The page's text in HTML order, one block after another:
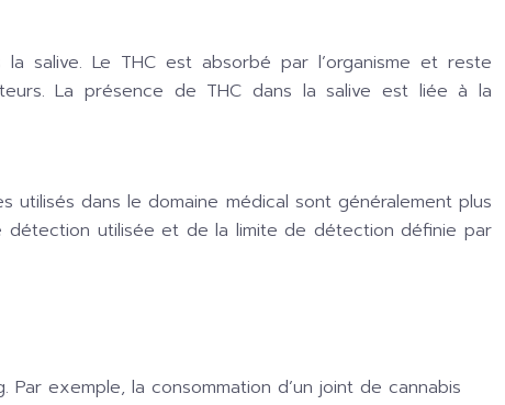
salive. Le THC est absorbé par l’organisme et reste
La présence de THC dans la salive est liée à la
dans le domaine médical sont généralement plus
détection utilisée et de la limite de détection définie par
exemple, la consommation d’un joint de cannabis